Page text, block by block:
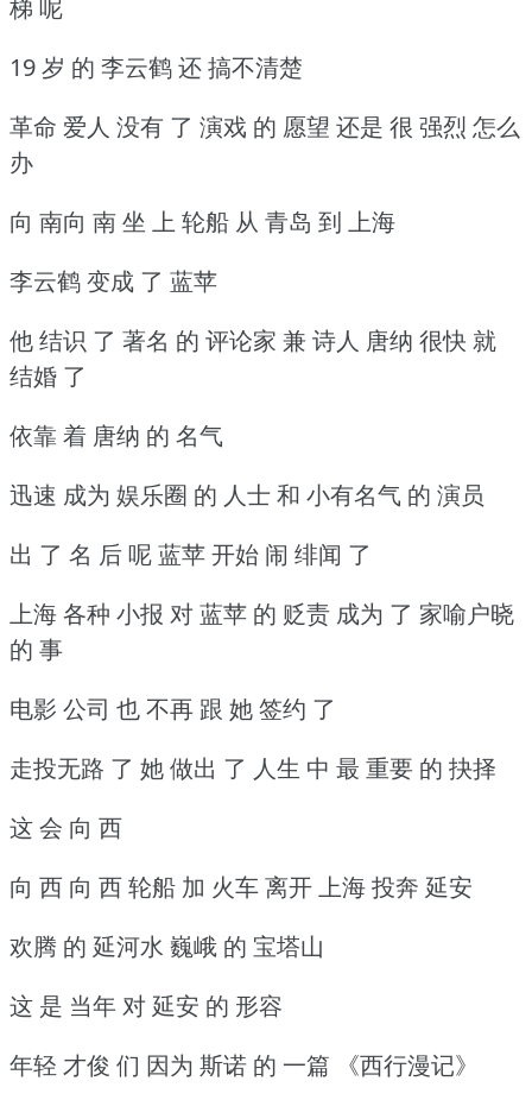
梯 呢
19 岁 的 李云鹤 还 搞不清楚
革命 爱人 没有 了 演戏 的 愿望 还是 很 强烈 怎么
办
向 南向 南 坐 上 轮船 从 青岛 到 上海
李云鹤 变成 了 蓝苹
他 结识 了 著名 的 评论家 兼 诗人 唐纳 很快 就
结婚 了
依靠 着 唐纳 的 名气
迅速 成为 娱乐圈 的 人士 和 小有名气 的 演员
出 了 名 后 呢 蓝苹 开始 闹 绯闻 了
上海 各种 小报 对 蓝苹 的 贬责 成为 了 家喻户晓
的 事
电影 公司 也 不再 跟 她 签约 了
走投无路 了 她 做出 了 人生 中 最 重要 的 抉择
这 会 向 西
向 西 向 西 轮船 加 火车 离开 上海 投奔 延安
欢腾 的 延河水 巍峨 的 宝塔山
这 是 当年 对 延安 的 形容
年轻 才俊 们 因为 斯诺 的 一篇 《西行漫记》